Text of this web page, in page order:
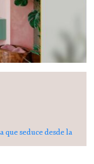
que seduce desde la